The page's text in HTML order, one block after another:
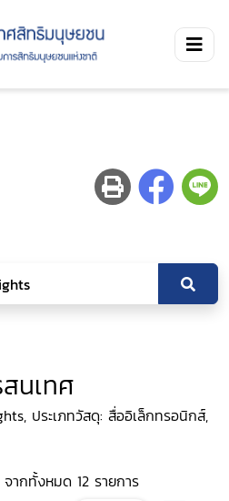
นเทศ
ประเภทวัสดุ: สื่ออิเล็กทรอนิกส์,
ากทั้งหมด 12 รายการ